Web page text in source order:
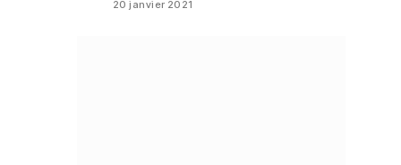
20 janvier 2021